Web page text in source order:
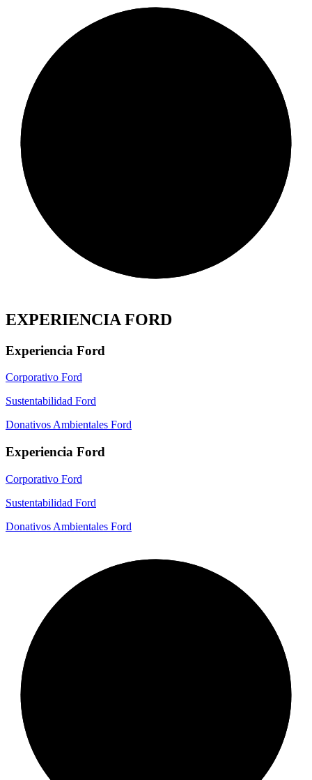
EXPERIENCIA FORD
Experiencia Ford
Corporativo Ford
Sustentabilidad Ford
Donativos Ambientales Ford
Experiencia Ford
Corporativo Ford
Sustentabilidad Ford
Donativos Ambientales Ford